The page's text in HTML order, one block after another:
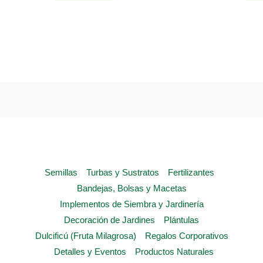
product
page
Semillas Turbas y Sustratos
Fertilizantes
Bandejas, Bolsas y Macetas
Implementos de Siembra y Jardinería
Decoración de Jardines
Plántulas
Dulcificú (Fruta Milagrosa)
Regalos Corporativos
Detalles y Eventos
Productos Naturales